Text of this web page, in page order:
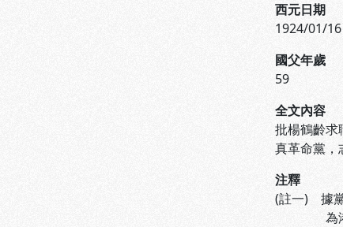
西元日期
1924/01/16
國父年歲
59
全文內容
批楊鶴齡
真革命黨，
注釋
(註一) 據黨
為港澳特